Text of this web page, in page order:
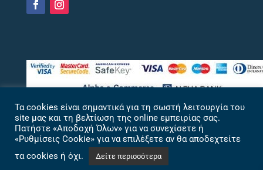
Τα cookies είναι σημαντικά για τη σωστή λειτουργία του
site μας και τη βελτίωση της online εμπειρίας σας.
Πατήστε «Αποδοχή Όλων» για να συνεχίσετε ή
«Ρυθμίσεις Cookie» για να επιλέξετε αν θα αποδεχτείτε
τα cookies ή όχι.
Δείτε περισσότερα